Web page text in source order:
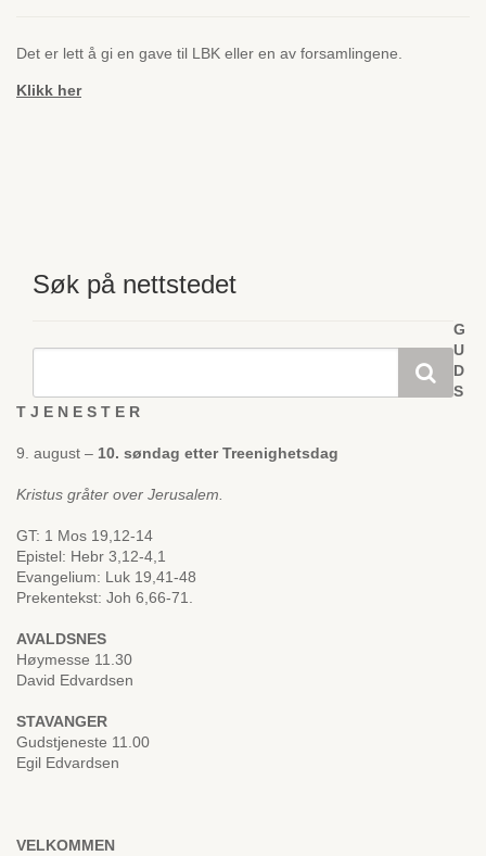
Det er lett å gi en gave til LBK eller en av forsamlingene.
Klikk her
Søk på nettstedet
G
U
D
S
T J E N E S T E R
9. august – 10. søndag etter Treenighetsdag
Kristus gråter over Jerusalem.
GT: 1 Mos 19,12-14
Epistel: Hebr 3,12-4,1
Evangelium: Luk 19,41-48
Prekentekst: Joh 6,66-71.
AVALDSNES
Høymesse 11.30
David Edvardsen
STAVANGER
Gudstjeneste 11.00
Egil Edvardsen
VELKOMMEN